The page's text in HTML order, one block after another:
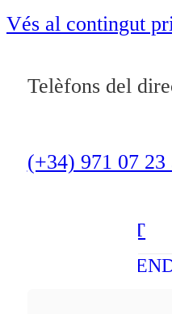
Vés al contingut
Telèfons del
(+34) 971 07 23
OCI
AMBIENT